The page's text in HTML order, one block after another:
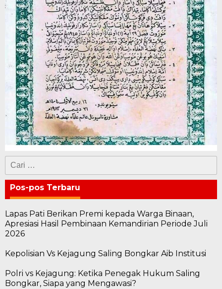
Cari
untuk:
Pos-pos Terbaru
Lapas Pati Berikan Premi kepada Warga Binaan,
Apresiasi Hasil Pembinaan Kemandirian Periode Juli
2026
Kepolisian Vs Kejagung Saling Bongkar Aib Institusi
Polri vs Kejagung: Ketika Penegak Hukum Saling
Bongkar, Siapa yang Mengawasi?